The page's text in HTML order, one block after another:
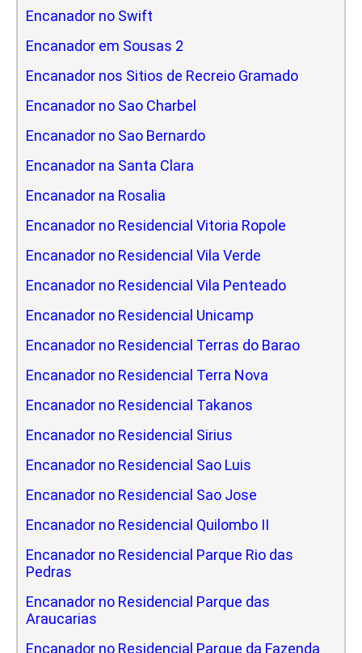
Encanador no Swift
Encanador em Sousas 2
Encanador nos Sitios de Recreio Gramado
Encanador no Sao Charbel
Encanador no Sao Bernardo
Encanador na Santa Clara
Encanador na Rosalia
Encanador no Residencial Vitoria Ropole
Encanador no Residencial Vila Verde
Encanador no Residencial Vila Penteado
Encanador no Residencial Unicamp
Encanador no Residencial Terras do Barao
Encanador no Residencial Terra Nova
Encanador no Residencial Takanos
Encanador no Residencial Sirius
Encanador no Residencial Sao Luis
Encanador no Residencial Sao Jose
Encanador no Residencial Quilombo II
Encanador no Residencial Parque Rio das
Pedras
Encanador no Residencial Parque das
Araucarias
Encanador no Residencial Parque da Fazenda